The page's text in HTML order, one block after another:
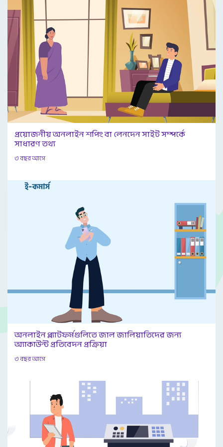
প্রয়োজনীয় অনলাইন শপিং বা লেনদেন সাইট সম্পর্কে
সাধারণ তথ্য
৩ বছর আগে
অনলাইন প্ল্যাটফর্মগুলিতে জাল জালিয়াতিদের জন্য
অ্যাকাউন্ট প্রতিবেদন প্রক্রিয়া
৩ বছর আগে